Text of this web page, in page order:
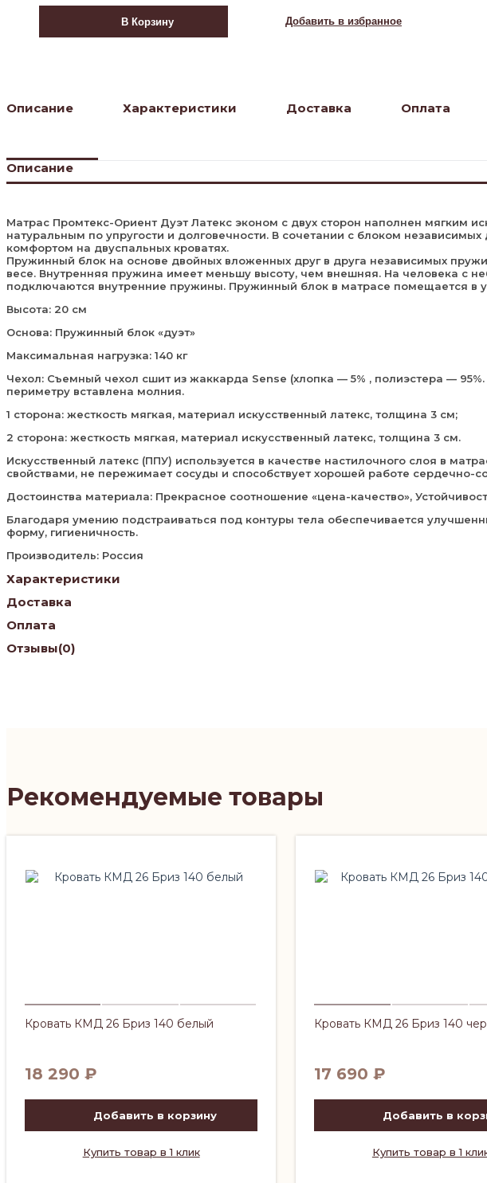
латекс
economВ Корзину Добавить в избранное
Описание Характеристики Доставка Оплата
Описание
Матрас Промтекс-Ориент Дуэт Латекс эконом с двух сторон наполнен мягким
натуральным по упругости и долговечности. В сочетании с блоком
комфортом на двуспальных кроватях.
Пружинный блок на основе двойных вложенных друг в друга независимых
весе. Внутренняя пружина имеет меньшу высоту, чем внешняя. На человека с
подключаются внутренние пружины. Пружинный блок в матрасе помещается
Высота: 20 см
Основа: Пружинный блок «дуэт»
Максимальная нагрузка: 140 кг
Чехол: Съемный чехол сшит из жаккарда Sense (хлопка — 5% , полиэстера —
периметру вставлена молния.
1 сторона: жесткость мягкая, материал искусственный латекс, толщина 3 см;
2 сторона: жесткость мягкая, материал искусственный латекс, толщина 3 см.
Искусственный латекс (ППУ) используется в качестве настилочного слоя в
свойствами, не пережимает сосуды и способствует хорошей работе сердечно-
Достоинства материала: Прекрасное соотношение «цена-качество»,
Благодаря умению подстраиваться под контуры тела обеспечивается
форму, гигиеничность.
Производитель: Россия
Характеристики
Доставка
Оплата
Отзывы(0)
Рекомендуемые товары
Кровать КМД 26 Бриз 140 белый
18 290 ₽
Добавить в корзину
Купить товар в 1 клик
Кровать КМД 26 Бриз 140
17 690₽
Добавить в
Купить товар в 1